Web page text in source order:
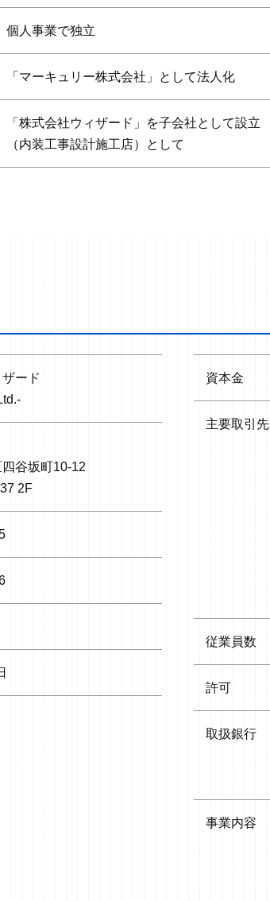
個人事業で独立
「マーキュリー株式会社」として法人化
「株式会社ウィザード」を子会社として設立
（内装工事設計施工店）として
ード
谷坂町10-12
2F
資本金
主要取引先
従業員数
許可
取扱銀行
事業内容